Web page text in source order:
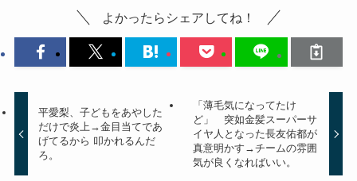
よかったらシェアしてね！
平愛梨、子どもをあやした
だけで炎上→金目当てであ
げてるから 叩かれるんだ
ろ。
「薄毛気になってたけ
ど」 突如金髪スーパーサ
イヤ人となった長友佑都が
真意明かす→チームの雰囲
気が良くなればいい。